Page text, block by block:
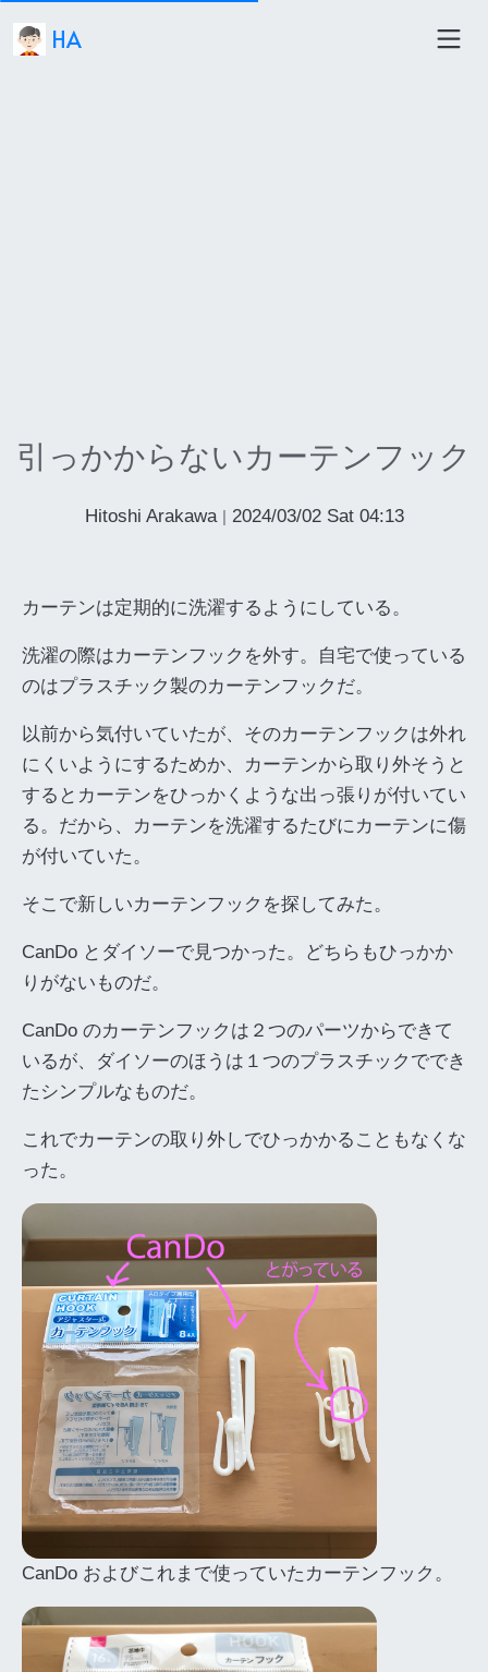
HA
引っかからないカーテンフック
Hitoshi Arakawa 2024/03/02 Sat 04:13
カーテンは定期的に洗濯するようにしている。
洗濯の際はカーテンフックを外す。自宅で使っている
のはプラスチック製のカーテンフックだ。
以前から気付いていたが、そのカーテンフックは外れ
にくいようにするためか、カーテンから取り外そうと
するとカーテンをひっかくような出っ張りが付いてい
る。だから、カーテンを洗濯するたびにカーテンに傷
が付いていた。
そこで新しいカーテンフックを探してみた。
CanDo とダイソーで見つかった。どちらもひっかか
りがないものだ。
CanDo のカーテンフックは２つのパーツからできて
いるが、ダイソーのほうは１つのプラスチックででき
たシンプルなものだ。
これでカーテンの取り外しでひっかかることもなくな
った。
CanDo およびこれまで使っていたカーテンフック。